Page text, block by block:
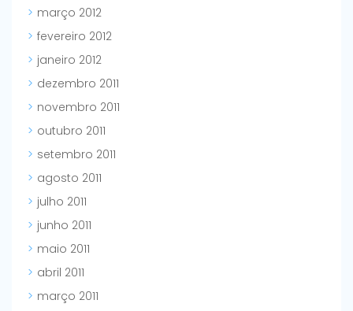
março 2012
fevereiro 2012
janeiro 2012
dezembro 2011
novembro 2011
outubro 2011
setembro 2011
agosto 2011
julho 2011
junho 2011
maio 2011
abril 2011
março 2011